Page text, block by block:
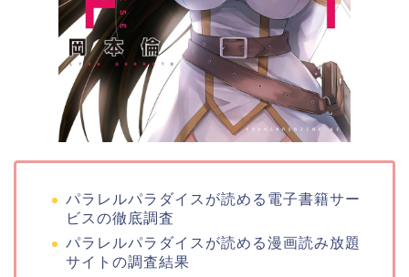
パラレルパラダイスが読める電子書籍サー
ビスの徹底調査
パラレルパラダイスが読める漫画読み放題
サイトの調査結果